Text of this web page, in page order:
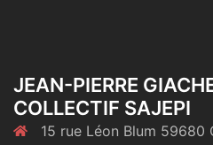
JEAN-PIERRE
COLLECTIF SAJEPI
15 rue Léon Blum 59680